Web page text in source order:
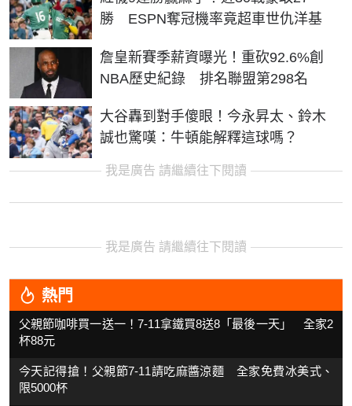
勝 ESPN奪冠機率竟超車世仇洋基
詹皇新賽季薪資曝光！重砍92.6%創
NBA歷史紀錄 排名聯盟第298名
大谷轟到對手傻眼！今永昇太、鈴木
誠也驚嘆：牛頓能解釋這球嗎？
我是廣告 請繼續往下閱讀
我是廣告 請繼續往下閱讀
熱門
父親節咖啡買一送一！7-11拿鐵買8送8「最後一天」 全家2
杯88元
今天記得搶！父親節7-11請吃麻醬涼麵 全家免費冰美式、
限5000杯